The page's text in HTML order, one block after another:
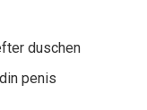
duschen
penis